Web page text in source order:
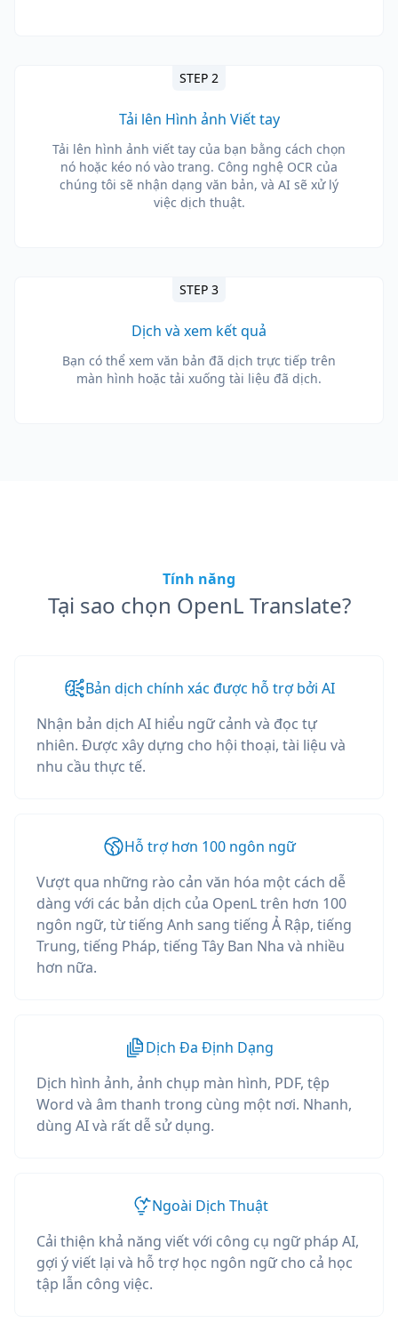
STEP 2
Tải lên Hình ảnh Viết tay
Tải lên hình ảnh viết tay của bạn bằng cách chọn
nó hoặc kéo nó vào trang. Công nghệ OCR của
chúng tôi sẽ nhận dạng văn bản, và AI sẽ xử lý
việc dịch thuật.
STEP 3
Dịch và xem kết quả
Bạn có thể xem văn bản đã dịch trực tiếp trên
màn hình hoặc tải xuống tài liệu đã dịch.
Tính năng
Tại sao chọn OpenL Translate?
Bản dịch chính xác được hỗ trợ bởi AI
Nhận bản dịch AI hiểu ngữ cảnh và đọc tự
nhiên. Được xây dựng cho hội thoại, tài liệu và
nhu cầu thực tế.
Hỗ trợ hơn 100 ngôn ngữ
Vượt qua những rào cản văn hóa một cách dễ
dàng với các bản dịch của OpenL trên hơn 100
ngôn ngữ, từ tiếng Anh sang tiếng Ả Rập, tiếng
Trung, tiếng Pháp, tiếng Tây Ban Nha và nhiều
hơn nữa.
Dịch Đa Định Dạng
Dịch hình ảnh, ảnh chụp màn hình, PDF, tệp
Word và âm thanh trong cùng một nơi. Nhanh,
dùng AI và rất dễ sử dụng.
Ngoài Dịch Thuật
Cải thiện khả năng viết với công cụ ngữ pháp AI,
gợi ý viết lại và hỗ trợ học ngôn ngữ cho cả học
tập lẫn công việc.